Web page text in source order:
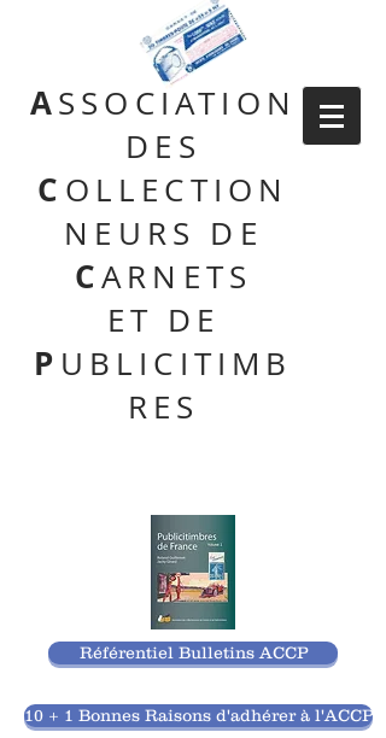
ASSOCIATION
DES
C OLLECTION
NEURS DE
CARNETS
ET DE
P UBLICITIMB
RES
Référentiel Bulletins ACCP
10 + 1 Bonnes Raisons d'adhérer à l'ACCP